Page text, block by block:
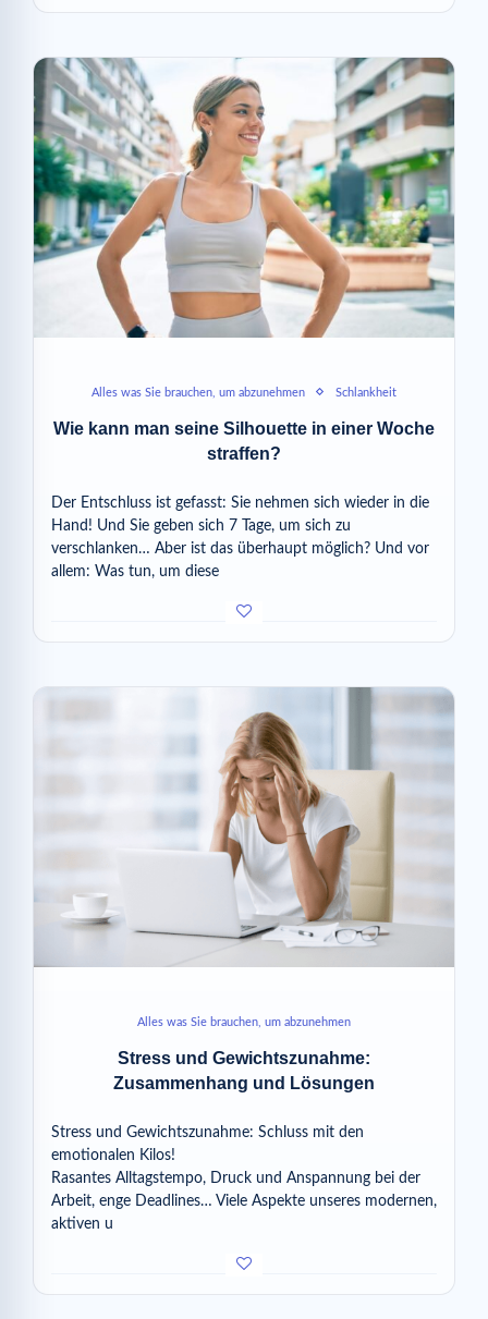
Alles was Sie brauchen, um abzunehmen Schlankheit
Wie kann man seine Silhouette in einer Woche
straffen?
Der Entschluss ist gefasst: Sie nehmen sich wieder in die
Hand! Und Sie geben sich 7 Tage, um sich zu
verschlanken… Aber ist das überhaupt möglich? Und vor
allem: Was tun, um diese
Alles was Sie brauchen, um abzunehmen
Stress und Gewichtszunahme:
Zusammenhang und Lösungen
Stress und Gewichtszunahme: Schluss mit den
emotionalen Kilos!
Rasantes Alltagstempo, Druck und Anspannung bei der
Arbeit, enge Deadlines… Viele Aspekte unseres modernen,
aktiven u